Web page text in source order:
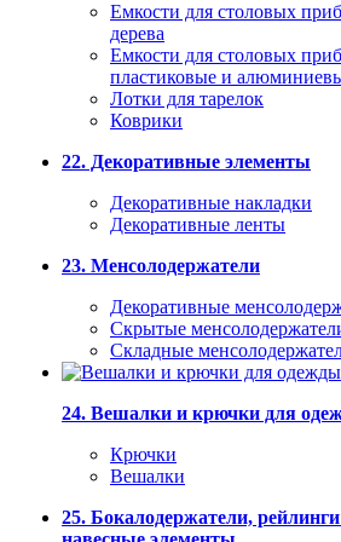
Емкости для столовых
дерева
Емкости для столовых
пластиковые и
Лотки для тарелок
Коврики
22. Декоративные элементы
Декоративные накладки
Декоративные ленты
23. Менсолодержатели
Декоративные
Скрытые
Складные
24. Вешалки и крючки для
Крючки
Вешалки
25. Бокалодержатели,